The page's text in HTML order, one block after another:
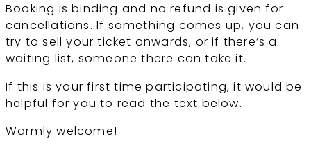
Booking is binding and no refund is given for
cancellations. If something comes up, you can
try to sell your ticket onwards, or if there’s a
waiting list, someone there can take it.
If this is your first time participating, it would be
helpful for you to read the text below.
Warmly welcome!